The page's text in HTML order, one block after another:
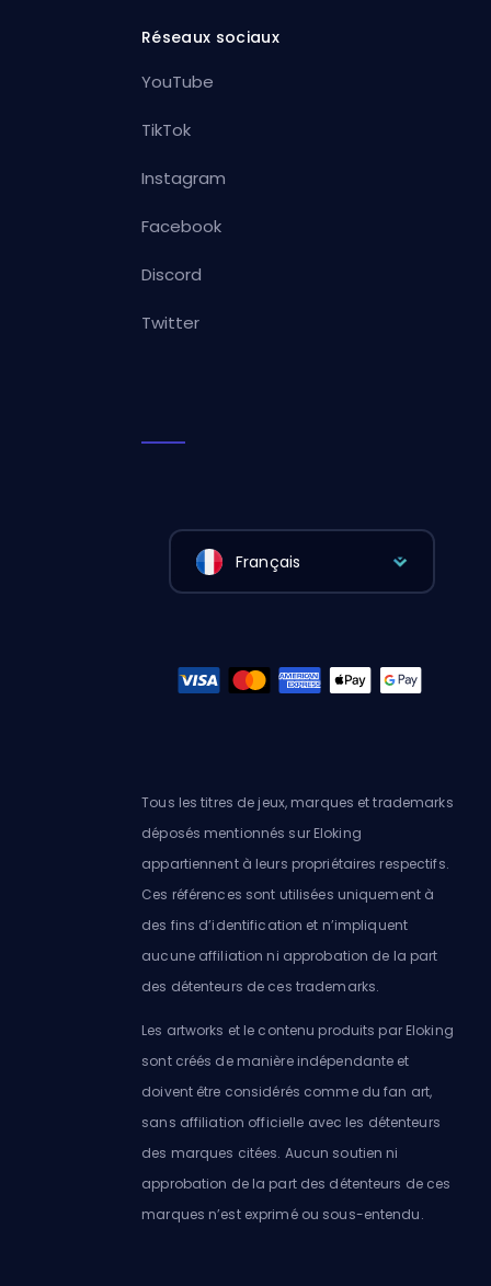
Réseaux sociaux
YouTube
TikTok
Instagram
Facebook
Discord
Twitter
Français
Tous les titres de jeux, marques et trademarks
déposés mentionnés sur Eloking
appartiennent à leurs propriétaires respectifs.
Ces références sont utilisées uniquement à
des fins d’identification et n’impliquent
aucune affiliation ni approbation de la part
des détenteurs de ces trademarks.
Les artworks et le contenu produits par Eloking
sont créés de manière indépendante et
doivent être considérés comme du fan art,
sans affiliation officielle avec les détenteurs
des marques citées. Aucun soutien ni
approbation de la part des détenteurs de ces
marques n’est exprimé ou sous-entendu.